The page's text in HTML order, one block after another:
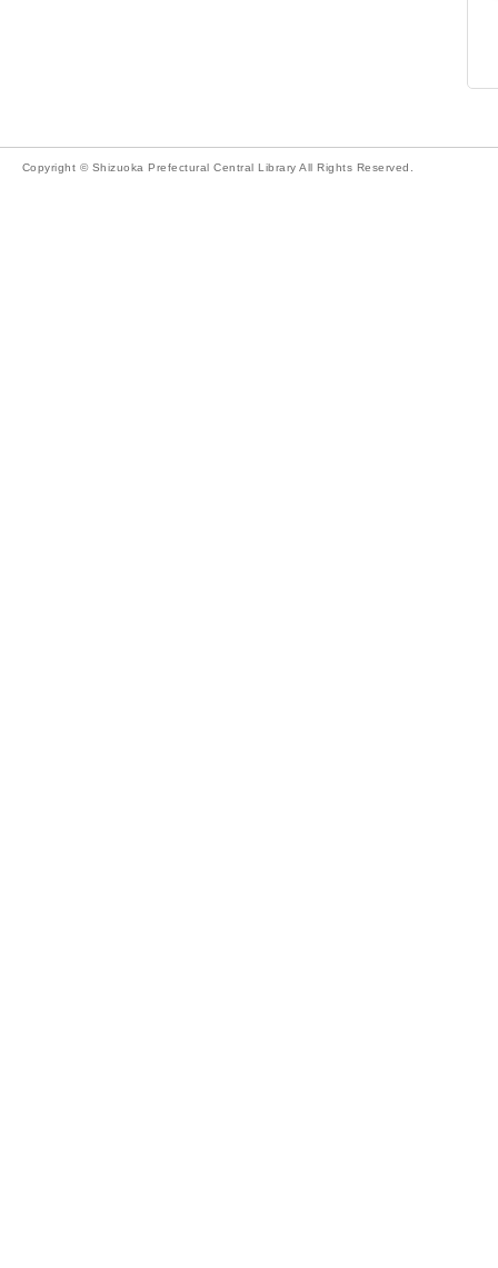
Copyright © Shizuoka Prefectural Central Library All Rights Reserved.